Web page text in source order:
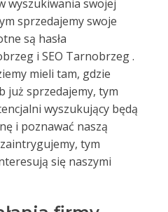
wyszukiwania swojej
sprzedajemy swoje
są hasła
i SEO Tarnobrzeg .
mieli tam, gdzie
już sprzedajemy, tym
wyszukujący będą
i poznawać naszą
tym
się naszymi